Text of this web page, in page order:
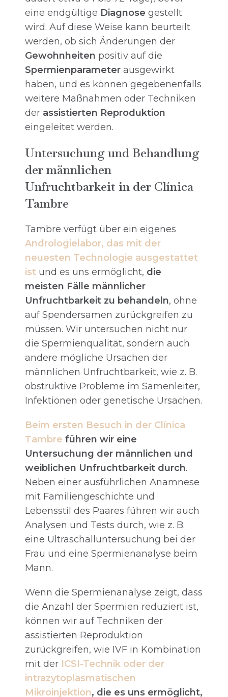
eine endgültige Diagnose gestellt
wird. Auf diese Weise kann beurteilt
werden, ob sich Änderungen der
Gewohnheiten positiv auf die
Spermienparameter ausgewirkt
haben, und es können gegebenenfalls
weitere Maßnahmen oder Techniken
der assistierten Reproduktion
eingeleitet werden.
Untersuchung und Behandlung
der männlichen
Unfruchtbarkeit in der Clínica
Tambre
Tambre verfügt über ein eigenes
Andrologielabor, das mit der
neuesten Technologie ausgestattet
ist und es uns ermöglicht, die
meisten Fälle männlicher
Unfruchtbarkeit zu behandeln, ohne
auf Spendersamen zurückgreifen zu
müssen. Wir untersuchen nicht nur
die Spermienqualität, sondern auch
andere mögliche Ursachen der
männlichen Unfruchtbarkeit, wie z. B.
obstruktive Probleme im Samenleiter,
Infektionen oder genetische Ursachen.
Beim ersten Besuch in der Clínica
Tambre führen wir eine
Untersuchung der männlichen und
weiblichen Unfruchtbarkeit durch.
Neben einer ausführlichen Anamnese
mit Familiengeschichte und
Lebensstil des Paares führen wir auch
Analysen und Tests durch, wie z. B.
eine Ultraschalluntersuchung bei der
Frau und eine Spermienanalyse beim
Mann.
Wenn die Spermienanalyse zeigt, dass
die Anzahl der Spermien reduziert ist,
können wir auf Techniken der
assistierten Reproduktion
zurückgreifen, wie IVF in Kombination
mit der ICSI-Technik oder der
intrazytoplasmatischen
Mikroinjektion, die es uns ermöglicht,